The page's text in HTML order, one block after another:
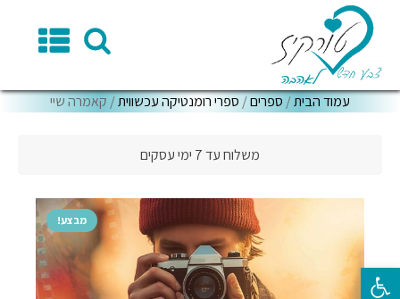
פתח סרגל נגישות
עמוד הבית/ ספרים/ ספרי רומנטיקה עכשווית/ קאמרה שיי
משלוח עד 7 ימי עסקים
מבצע!